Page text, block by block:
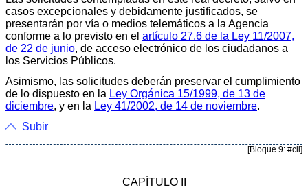
casos excepcionales y debidamente justificados, se
presentarán por vía o medios telemáticos a la Agencia
conforme a lo previsto en el artículo 27.6 de la Ley 11/2007,
de 22 de junio, de acceso electrónico de los ciudadanos a
los Servicios Públicos.
Asimismo, las solicitudes deberán preservar el cumplimiento
de lo dispuesto en la Ley Orgánica 15/1999, de 13 de
diciembre, y en la Ley 41/2002, de 14 de noviembre.
Subir
[Bloque 9: #cii]
CAPÍTULO II